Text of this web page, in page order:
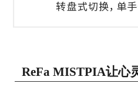
ReFa MISTPIA让心